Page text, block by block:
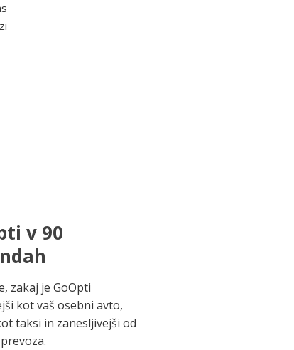
v 90
zakaj je GoOpti
kot vaš osebni avto,
taksi in zanesljivejši od